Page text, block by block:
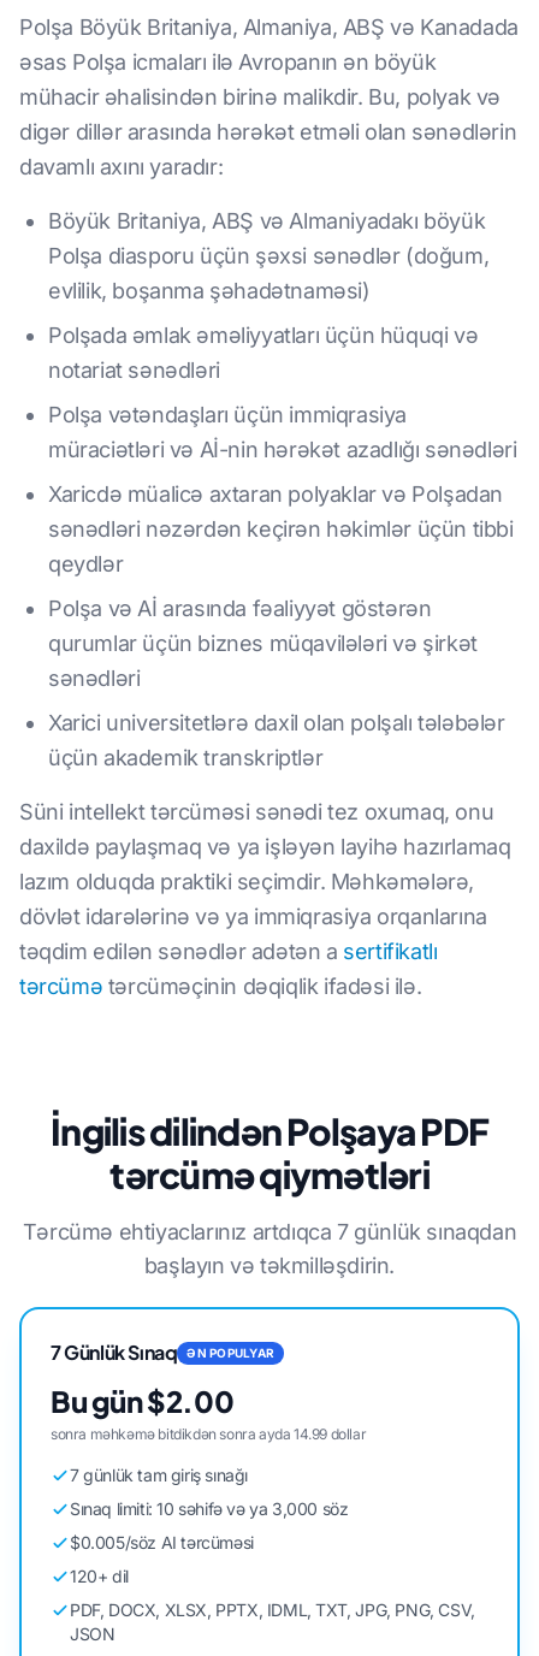
Polşa Böyük Britaniya, Almaniya, ABŞ və Kanadada
əsas Polşa icmaları ilə Avropanın ən böyük
mühacir əhalisindən birinə malikdir. Bu, polyak və
digər dillər arasında hərəkət etməli olan sənədlərin
davamlı axını yaradır:
Böyük Britaniya, ABŞ və Almaniyadakı böyük
Polşa diasporu üçün şəxsi sənədlər (doğum,
evlilik, boşanma şəhadətnaməsi)
Polşada əmlak əməliyyatları üçün hüquqi və
notariat sənədləri
Polşa vətəndaşları üçün immiqrasiya
müraciətləri və Aİ-nin hərəkət azadlığı sənədləri
Xaricdə müalicə axtaran polyaklar və Polşadan
sənədləri nəzərdən keçirən həkimlər üçün tibbi
qeydlər
Polşa və Aİ arasında fəaliyyət göstərən
qurumlar üçün biznes müqavilələri və şirkət
sənədləri
Xarici universitetlərə daxil olan polşalı tələbələr
üçün akademik transkriptlər
Süni intellekt tərcüməsi sənədi tez oxumaq, onu
daxildə paylaşmaq və ya işləyən layihə hazırlamaq
lazım olduqda praktiki seçimdir. Məhkəmələrə,
dövlət idarələrinə və ya immiqrasiya orqanlarına
təqdim edilən sənədlər adətən a sertifikatlı
tərcümə tərcüməçinin dəqiqlik ifadəsi ilə.
İngilis dilindən Polşaya PDF
tərcümə qiymətləri
Tərcümə ehtiyaclarınız artdıqca 7 günlük sınaqdan
başlayın və təkmilləşdirin.
7 Günlük Sınaq ƏN POPULYAR
Bu gün $2.00
sonra məhkəmə bitdikdən sonra ayda 14.99 dollar
7 günlük tam giriş sınağı
Sınaq limiti: 10 səhifə və ya 3,000 söz
$0.005/söz AI tərcüməsi
120+ dil
PDF, DOCX, XLSX, PPTX, IDML, TXT, JPG, PNG, CSV,
JSON